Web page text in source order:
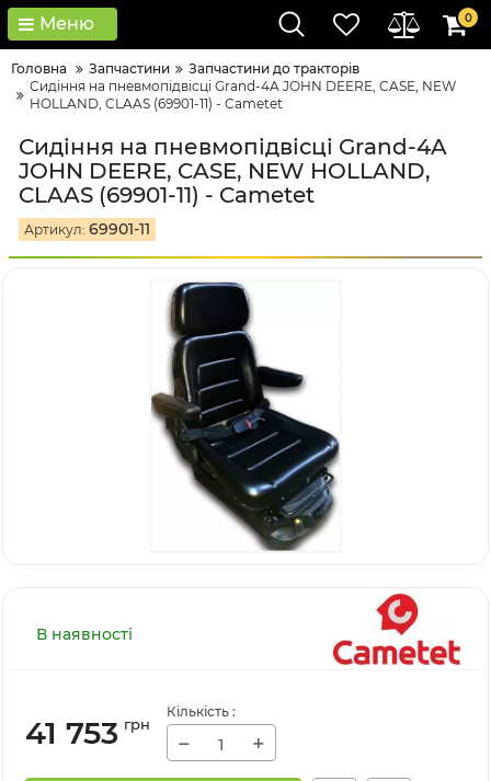
Меню 0
Головна Запчастини
Запчастини до тракторів
Сидіння на пневмопідвісці Grand-4A JOHN DEERE, CASE, NEW
HOLLAND, CLAAS (69901-11) - Cametet
Сидіння на пневмопідвісці Grand-4A
JOHN DEERE, CASE, NEW HOLLAND,
CLAAS (69901-11) - Cametet
Артикул: 69901-11
В наявності
41 753 грн
Кількість :
− +